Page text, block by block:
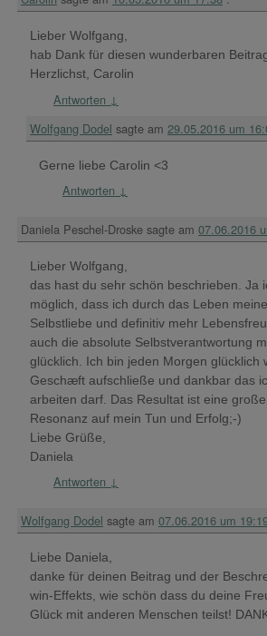
Lieber Wolfgang,
hab Dank für diesen wunderbaren
Herzlichst, Carolin
Antworten ↓
Wolfgang Dodel sagte am 29.05.2016 um
Gerne liebe Carolin <3
Antworten ↓
Daniela Peschel-Droske sagte am 07.06.2016
Lieber Wolfgang,
das hast du sehr schön beschrieben. Ja
möglich, dass ich durch das Leben
Selbstliebe und definitiv mehr
auch die absolute Selbstverantwortung
glücklich. Ich bin jeden Morgen glücklich
Geschæft aufschließe und dankbar das
arbeiten darf. Das Resultat ist eine
Resonanz auf mein Tun und Erfolg;-)
Liebe Grüße,
Daniela
Antworten ↓
Wolfgang Dodel sagte am 07.06.2016 um
Liebe Daniela,
danke für deinen Beitrag und der
win-Effekts, wie schön dass du deine
Glück mit anderen Menschen teilst!